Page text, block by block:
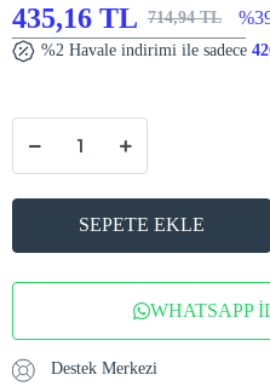
435,16 TL 714,94 TL
%2 Havale indirimi ile sadece
SEPETE EKLE
WHATSAPP
Destek Merkezi